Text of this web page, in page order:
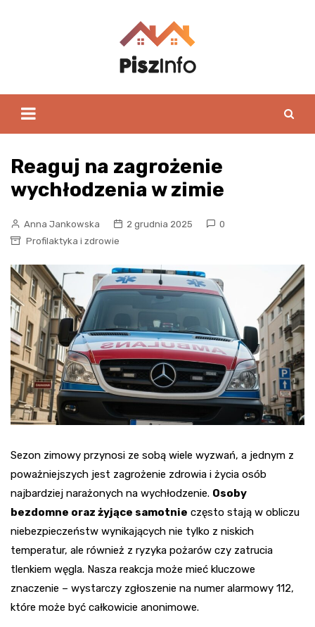
Reaguj na zagrożenie
wychłodzenia w zimie
Anna Jankowska 2 grudnia 2025
0
Profilaktyka i zdrowie
Sezon zimowy przynosi ze sobą wiele wyzwań, a jednym z
poważniejszych jest zagrożenie zdrowia i życia osób
najbardziej narażonych na wychłodzenie. Osoby
bezdomne oraz żyjące samotnie często stają w obliczu
niebezpieczeństw wynikających nie tylko z niskich
temperatur, ale również z ryzyka pożarów czy zatrucia
tlenkiem węgla. Nasza reakcja może mieć kluczowe
znaczenie – wystarczy zgłoszenie na numer alarmowy 112,
które może być całkowicie anonimowe.